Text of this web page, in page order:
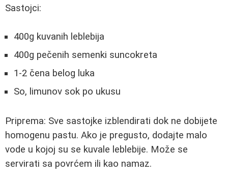
Sastojci:
400g kuvanih leblebija
400g pečenih semenki suncokreta
1-2 čena belog luka
So, limunov sok po ukusu
Priprema: Sve sastojke izblendirati dok ne dobijete
homogenu pastu. Ako je pregusto, dodajte malo
vode u kojoj su se kuvale leblebije. Može se
servirati sa povrćem ili kao namaz.